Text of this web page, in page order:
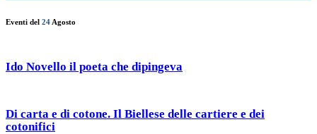
Eventi del 24 Agosto
Ido Novello il poeta che dipingeva
Di carta e di cotone. Il Biellese delle cartiere e dei
cotonifici